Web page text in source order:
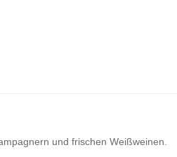
und frischen Weißweinen.